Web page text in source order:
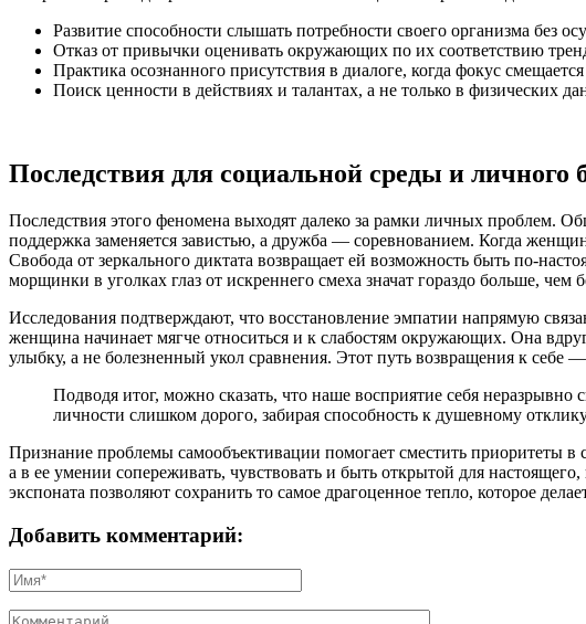
Развитие способности слышать потребности своего организма без
Отказ от привычки оценивать окружающих по их соответствию
Практика осознанного присутствия в диалоге, когда фокус
Поиск ценности в действиях и талантах, а не только в физических
Последствия для социальной среды и личного
Последствия этого феномена выходят далеко за рамки личных проблем.
поддержка заменяется завистью, а дружба — соревнованием. Когда
Свобода от зеркального диктата возвращает ей возможность быть по-
морщинки в уголках глаз от искреннего смеха значат гораздо больше,
Исследования подтверждают, что восстановление эмпатии напрямую
женщина начинает мягче относиться и к слабостям окружающих. Она
улыбку, а не болезненный укол сравнения. Этот путь возвращения к себе
Подводя итог, можно сказать, что наше восприятие себя
личности слишком дорого, забирая способность к душевному
Признание проблемы самообъективации помогает сместить приоритеты
а в ее умении сопереживать, чувствовать и быть открытой для
экспоната позволяют сохранить то самое драгоценное тепло, которое
Добавить комментарий: